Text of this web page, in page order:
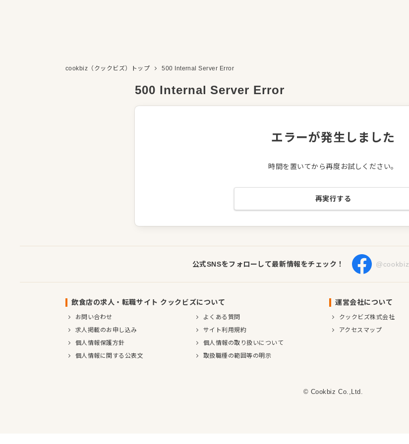
cookbiz（クックビズ）トップ 500 Internal Server Error
500 Internal Server Error
エラーが発生しました
時間を置いてから再度お試しください。
再実行する
公式SNSをフォローして最新情報をチェック！ @cookbiz
飲食店の求人・転職サイト クックビズについて
お問い合わせ
よくある質問
求人掲載のお申し込み
サイト利用規約
個人情報保護方針
個人情報の取り扱いについて
個人情報に関する公表文
取扱職種の範囲等の明示
運営会社について
クックビズ株式会社
アクセスマップ
© Cookbiz Co.,Ltd.